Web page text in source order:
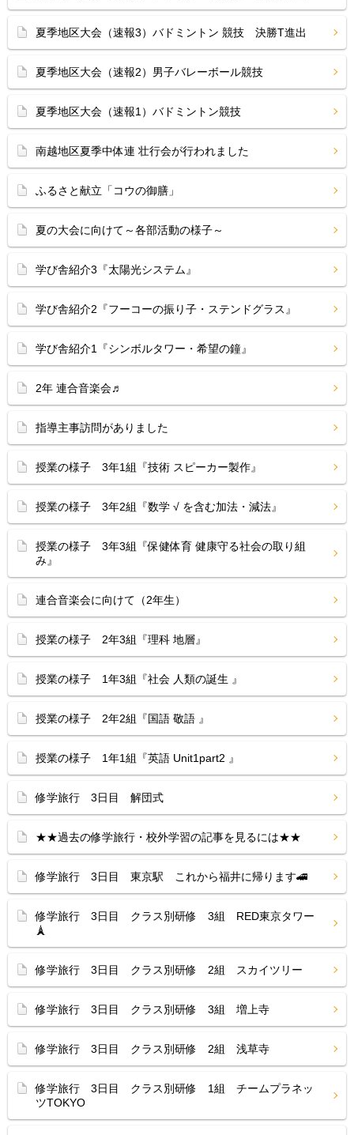
夏季地区大会（速報3）バドミントン 競技 決勝T進出
夏季地区大会（速報2）男子バレーボール競技
夏季地区大会（速報1）バドミントン競技
南越地区夏季中体連 壮行会が行われました
ふるさと献立「コウの御膳」
夏の大会に向けて～各部活動の様子～
学び舎紹介3『太陽光システム』
学び舎紹介2『フーコーの振り子・ステンドグラス』
学び舎紹介1『シンボルタワー・希望の鐘』
2年 連合音楽会♬
指導主事訪問がありました
授業の様子 3年1組『技術 スピーカー製作』
授業の様子 3年2組『数学 √ を含む加法・減法』
授業の様子 3年3組『保健体育 健康守る社会の取り組
み』
連合音楽会に向けて（2年生）
授業の様子 2年3組『理科 地層』
授業の様子 1年3組『社会 人類の誕生 』
授業の様子 2年2組『国語 敬語 』
授業の様子 1年1組『英語 Unit1part2 』
修学旅行 3日目 解団式
★★過去の修学旅行・校外学習の記事を見るには★★
修学旅行 3日目 東京駅 これから福井に帰ります🚄
修学旅行 3日目 クラス別研修 3組 RED東京タワー
🗼
修学旅行 3日目 クラス別研修 2組 スカイツリー
修学旅行 3日目 クラス別研修 3組 増上寺
修学旅行 3日目 クラス別研修 2組 浅草寺
修学旅行 3日目 クラス別研修 1組 チームプラネッ
ツTOKYO